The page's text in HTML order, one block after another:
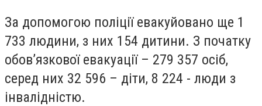
За допомогою поліції евакуйовано ще 1
733 людини, з них 154 дитини. З початку
обов’язкової евакуації – 279 357 осіб,
серед них 32 596 – діти, 8 224 - люди з
інвалідністю.